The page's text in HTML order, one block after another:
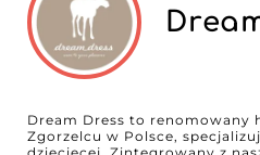
Dream Dress to renomowany
Zgorzelcu w Polsce,